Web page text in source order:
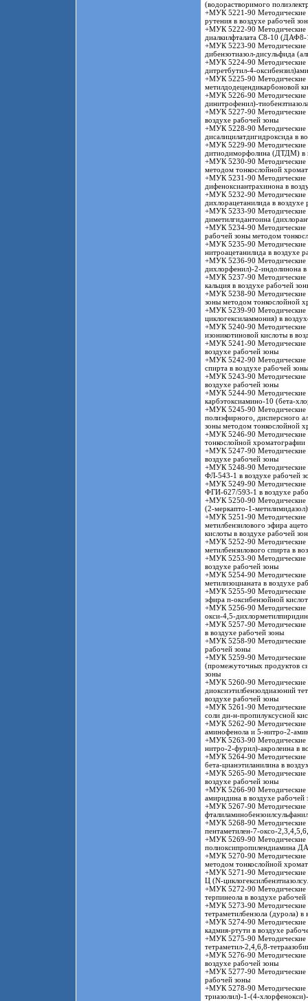
(водорастворимого
+МУК 5221-90 Методические
рутения в воздухе рабочей
+МУК 5222-90 Методические
диалкилфталата С8-10 (ДАФ8-
+МУК 5223-90 Методические
дибензотиазол-дисульфида
+МУК 5224-90 Методические
дитретбутил-4-
+МУК 5225-90 Методические
метилдодецендикарбоновой
+МУК 5226-90 Методические
динитрофенил)-
+МУК 5227-90 Методические
воздухе рабочей зоны
+МУК 5228-90 Методические
дисалицилатдигидроксида в
+МУК 5229-90 Методические
дитиодиморфолина (ДТДМ) в
+МУК 5230-90 Методические
методом тонкослойной
+МУК 5231-90 Методические
дифеноксиантрахинона в
+МУК 5232-90 Методические
дихлорацетанилида в воздухе
+МУК 5233-90 Методические
диметилгидантоина
+МУК 5234-90 Методические
рабочей зоны методом
+МУК 5235-90 Методические
нитроацетанилида в воздухе
+МУК 5236-90 Методические
дихлорфенил)-2-индолинона
+МУК 5237-90 Методические
кальция в воздухе рабочей
+МУК 5238-90 Методические
зоны методом тонкослойной
+МУК 5239-90 Методические
циклогексиламмония) в
+МУК 5240-90 Методические
изоникотиновой кислоты в
+МУК 5241-90 Методические
воздухе рабочей зоны
+МУК 5242-90 Методические
спирта в воздухе рабочей зоны
+МУК 5243-90 Методические
воздухе рабочей зоны
+МУК 5244-90 Методические
карбэтоксиамино-10 (бета-
+МУК 5245-90 Методические
полиэфирного, дисперсного
зоны методом тонкослойной
+МУК 5246-90 Методические
тонкослойной хроматографии
+МУК 5247-90 Методические
воздухе рабочей зоны
+МУК 5248-90 Методические
ФЛ-543-1 в воздухе рабочей
+МУК 5249-90 Методические
ФГИ-627/593-1 в воздухе
+МУК 5250-90 Методические
(2-меркапто-1-
+МУК 5251-90 Методические
метилбензилового эфира
кислоты в воздухе рабочей
+МУК 5252-90 Методические
метилбензилового спирта в
+МУК 5253-90 Методические
воздухе рабочей зоны
+МУК 5254-90 Методические
метилизоцианата в воздухе
+МУК 5255-90 Методические
эфира п-оксибензойной
+МУК 5256-90 Методические
окси-4,5-
+МУК 5257-90 Методические
в воздухе рабочей зоны
+МУК 5258-90 Методические
рабочей зоны
+МУК 5259-90 Методические
(промежуточных продуктов
зоны
+МУК 5260-90 Методические
диоксиэтилбензолдиазоний
воздухе рабочей зоны
+МУК 5261-90 Методические
соли ди-н-пропилуксусной
+МУК 5262-90 Методические
аминофенола и 5-нитро-2-
+МУК 5263-90 Методические
нитро-2-фурил)-акролеина в
+МУК 5264-90 Методические
бета-цианэтиланилина в
+МУК 5265-90 Методические
воздухе рабочей зоны
+МУК 5266-90 Методические
амиридина в воздухе рабочей
+МУК 5267-90 Методические
+МУК 5268-90 Методические
пентаметилен-7-оксо-
+МУК 5269-90 Методические
полиоксипропилендиамина
+МУК 5270-90 Методические
методом тонкослойной
+МУК 5271-90 Методические
Ц (N-
+МУК 5272-90 Методические
терпинеола в воздухе рабочей
+МУК 5273-90 Методические
тетраметилбензола (дурола) в
+МУК 5274-90 Методические
кадмия-ртути в воздухе
+МУК 5275-90 Методические
тетраметил-2,4,6,8-
+МУК 5276-90 Методические
воздухе рабочей зоны
+МУК 5277-90 Методические
рабочей зоны
+МУК 5278-90 Методические
триазолил)-1-(4-